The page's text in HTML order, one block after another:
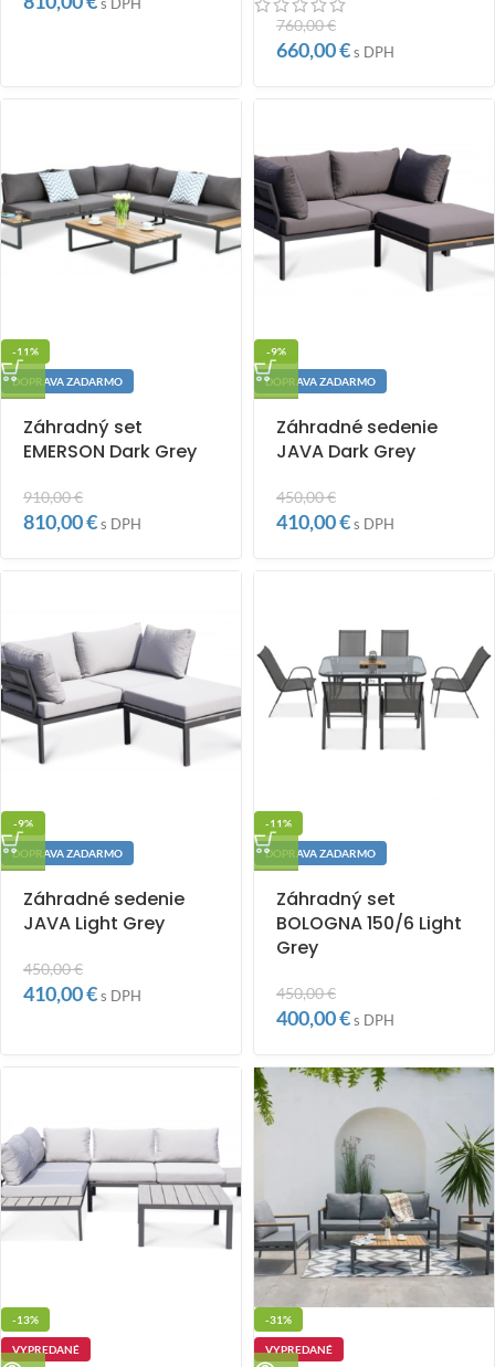
760,00€
660,00€s DPH
-11%
DOPRAVA ZADARMO
Záhradný set
EMERSON Dark Grey
910,00€
810,00€s DPH
-9%
DOPRAVA ZADARMO
Záhradné sedenie
JAVA Dark Grey
450,00€
410,00€s DPH
-9%
DOPRAVA ZADARMO
Záhradné sedenie
JAVA Light Grey
450,00€
410,00€s DPH
-11%
DOPRAVA ZADARMO
Záhradný set
BOLOGNA 150/6 Light
Grey
450,00€
400,00€s DPH
-13%
VYPREDANÉ
-31%
VYPREDANÉ